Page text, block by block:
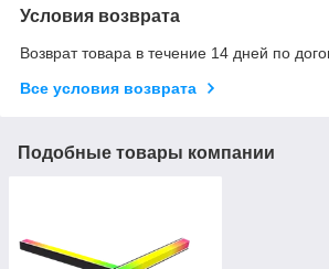
Условия возврата
Возврат товара в течение 14 дней по
Все условия возврата
Подобные товары компании